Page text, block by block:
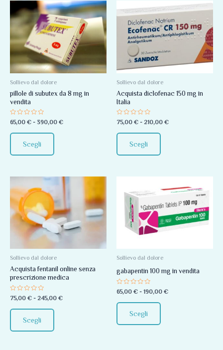
Sollievo dal dolore
pillole di subutex da 8 mg in
vendita
Valutato
0
su
5
65,00 € - 390,00 €
Fascia
di
prezzo:
da
65,00 €
390,00 €
Scegli
Questo
prodotto
ha
più
varianti.
Le
opzioni
possono
scelte
del
Sollievo dal dolore
Acquista diclofenac 150 mg in
Italia
Valutato
0
su
5
75,00 € - 210,00 €
Fascia
di
prezzo:
da
75,00 €
210,00 €
Scegli
Questo
prodotto
ha
Le
opzioni
possono
scelte
del
Sollievo dal dolore
Acquista fentanil online senza
prescrizione medica
Valutato
0
su
5
75,00 € - 245,00 €
Fascia
di
75,00 €
a
245,00 €
Scegli
Questo
ha
più
varianti.
opzioni
possono
essere
scelte
del
Sollievo dal dolore
gabapentin 100 mg in vendita
Valutato
0
su
5
65,00 € - 190,00 €
di
da
65,00 €
a
190,00 €
Scegli
prodotto
ha
più
opzioni
possono
scelte
nella